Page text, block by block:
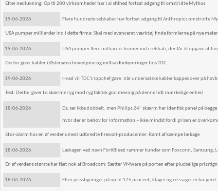
Efter nedlukning: Op til 200 virksomheder har i al stilhed fortsat adgang til omstridte Mythos
19-06-2026 Flere hundrede selskaber har fortsat adgang til Anthropics omstridte
USA pumper milliarder ind i dette firma: Skal med avanceret værktøj finde formlerne på nye
19-06-2026 USA pumper flere milliarder kroner ind i selskab, der får til opgave at
Derfor giver kabler i Østersøen hovedpine og milliardbekymringer hos TDC
19-06-2026 Hvad vil TDC’s topchef gøre, når undersøiske kabler kappes over på
Test: Derfor giver to skærme ryg mod ryg faktisk god mening på denne lidt mærkelige enhed
18-06-2026 Du ser ikke dobbelt, men Philips 24” skærm har identisk panel på
hvor der er behov for information – ikke mindst fordi prisen er
Stor-alarm hos en af verdens mest udbredte firewall-producenter: Ramt af kæmpe lækage
18-06-2026 Lækagen ved navn FortiBleed rammer kunder som Foxconn,
En af verdens største har fået nok af Broadcom: Sætter VMware på porten efter pludselige
18-06-2026 Efter prisstigninger på op til 175 procent, klager og retssager er